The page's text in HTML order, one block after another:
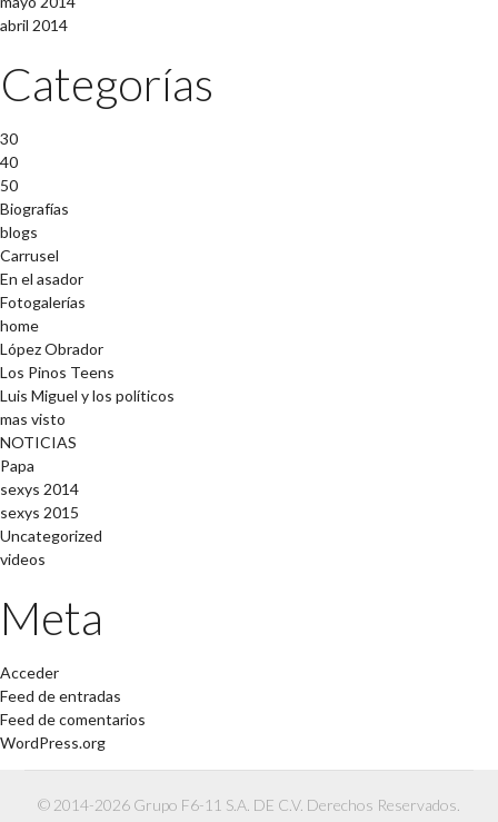
abril 2014
Categorías
30
40
50
Biografías
blogs
Carrusel
En el asador
Fotogalerías
home
López Obrador
Los Pinos Teens
Luis Miguel y los políticos
mas visto
NOTICIAS
Papa
sexys 2014
sexys 2015
Uncategorized
videos
Meta
Acceder
Feed de entradas
Feed de comentarios
WordPress.org
© 2014-2026 Grupo F6-11 S.A. DE C.V. Derechos Reservados.